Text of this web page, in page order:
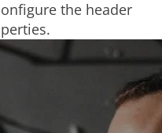
the header